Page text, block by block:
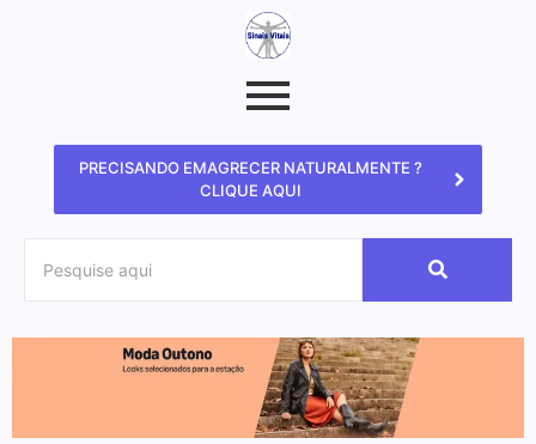
PRECISANDO EMAGRECER NATURALMENTE ?
CLIQUE AQUI